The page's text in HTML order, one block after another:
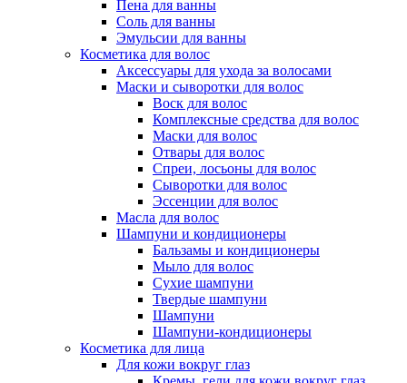
Пена для ванны
Соль для ванны
Эмульсии для ванны
Косметика для волос
Аксессуары для ухода за волосами
Маски и сыворотки для волос
Воск для волос
Комплексные средства для волос
Маски для волос
Отвары для волос
Спреи, лосьоны для волос
Сыворотки для волос
Эссенции для волос
Масла для волос
Шампуни и кондиционеры
Бальзамы и кондиционеры
Мыло для волос
Сухие шампуни
Твердые шампуни
Шампуни
Шампуни-кондиционеры
Косметика для лица
Для кожи вокруг глаз